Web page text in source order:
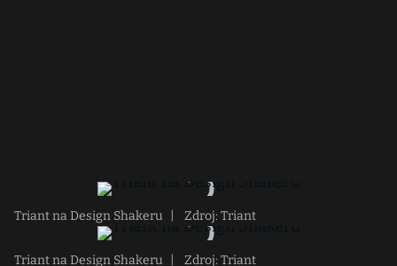
Triant na Design Shakeru Zdroj: Triant
Triant na Design Shakeru Zdroj: Triant